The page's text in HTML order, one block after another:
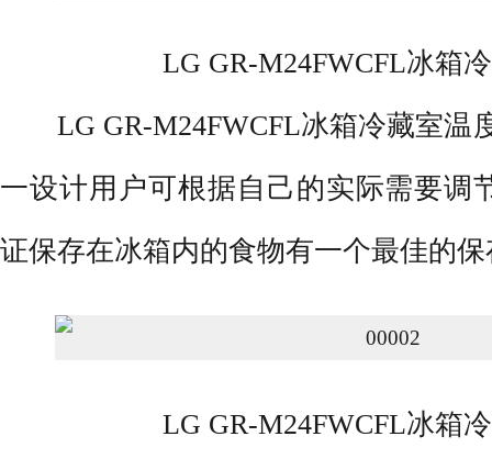
LG GR-M24FWCFL冰箱冷
LG GR-M24FWCFL冰箱冷藏室温
一设计用户可根据自己的实际需要调
证保存在冰箱内的食物有一个最佳的
LG GR-M24FWCFL冰箱冷